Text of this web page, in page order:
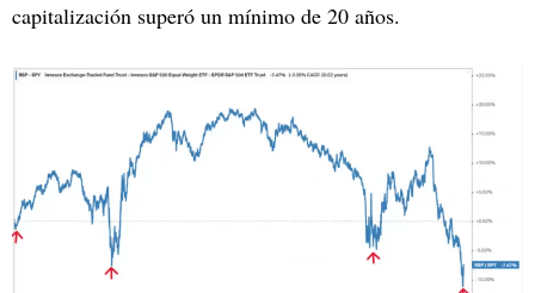
capitalización superó un mínimo de 20 años.